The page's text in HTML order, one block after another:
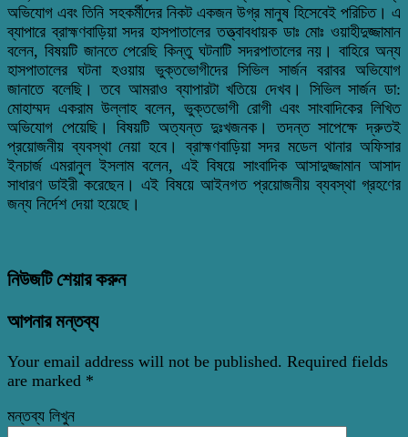
অভিযোগ এবং তিনি সহকর্মীদের নিকট একজন উগ্র মানুষ হিসেবেই পরিচিত। এ
ব্যাপারে ব্রাহ্মণবাড়িয়া সদর হাসপাতালের তত্ত্বাবধায়ক ডাঃ মোঃ ওয়াহীদুজ্জামান
বলেন, বিষয়টি জানতে পেরেছি কিন্তু ঘটনাটি সদরপাতালের নয়। বাহিরে অন্য
হাসপাতালের ঘটনা হওয়ায় ভুক্তভোগীদের সিভিল সার্জন বরাবর অভিযোগ
জানাতে বলেছি। তবে আমরাও ব্যাপারটা খতিয়ে দেখব। সিভিল সার্জন ডা:
মোহাম্মদ একরাম উল্লাহ বলেন, ভুক্তভোগী রোগী এবং সাংবাদিকের লিখিত
অভিযোগ পেয়েছি। বিষয়টি অত্যন্ত দুঃখজনক। তদন্ত সাপেক্ষে দ্রুতই
প্রয়োজনীয় ব্যবস্থা নেয়া হবে। ব্রাহ্মণবাড়িয়া সদর মডেল থানার অফিসার
ইনচার্জ এমরানুল ইসলাম বলেন, এই বিষয়ে সাংবাদিক আসাদুজ্জামান আসাদ
সাধারণ ডাইরী করেছেন। এই বিষয়ে আইনগত প্রয়োজনীয় ব্যবস্থা গ্রহণের
জন্য নির্দেশ দেয়া হয়েছে।
নিউজটি শেয়ার করুন
আপনার মন্তব্য
Your email address will not be published. Required fields
are marked *
মন্তব্য লিখুন